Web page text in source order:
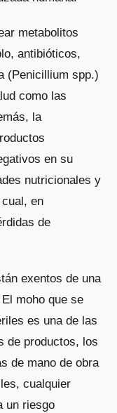
metabolitos
antibióticos,
(Penicillium spp.)
como las
la
en su
nutricionales y
en
de
exentos de una
moho que se
es una de las
de productos, los
de mano de obra
cualquier
un riesgo